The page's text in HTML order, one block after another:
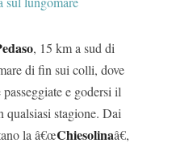
, 15 km a sud di
di fin sui colli, dove
e godersi il
qualsiasi stagione. Dai
la â€œChiesolinaâ€,